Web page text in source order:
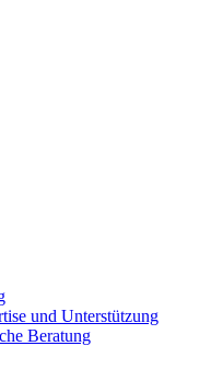
und Unterstützung
Beratung